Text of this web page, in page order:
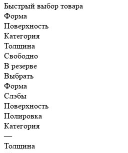
Быстрый выбор товара
Форма
Поверхность
Категория
Толщина
Свободно
В резерве
Выбрать
Форма
Слэбы
Поверхность
Полировка
Категория
—
Толщина